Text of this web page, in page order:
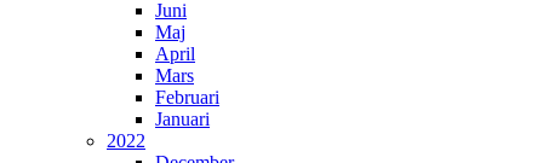
Juni
Maj
April
Mars
Februari
Januari
2022